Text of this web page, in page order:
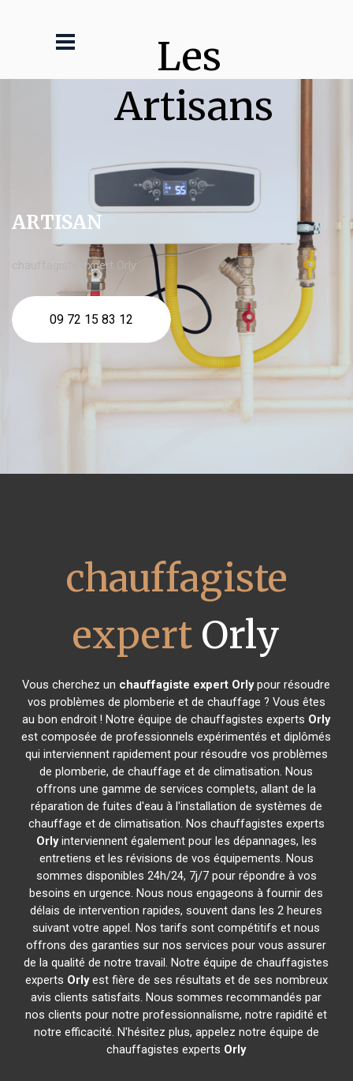
Les
Artisans
ARTISAN
chauffagiste expert Orly
09 72 15 83 12
chauffagiste
expert Orly
Vous cherchez un chauffagiste expert Orlypour résoudre
vos problèmes de plomberie et de chauffage ? Vous êtes
au bon endroit ! Notre équipe de chauffagistes experts Orly
est composée de professionnels expérimentés et diplômés
qui interviennent rapidement pour résoudre vos problèmes
de plomberie, de chauffage et de climatisation. Nous
offrons une gamme de services complets, allant de la
réparation de fuites d'eau à l'installation de systèmes de
chauffage et de climatisation. Nos chauffagistes experts
Orlyinterviennent également pour les dépannages, les
entretiens et les révisions de vos équipements. Nous
sommes disponibles 24h/24, 7j/7 pour répondre à vos
besoins en urgence. Nous nous engageons à fournir des
délais de intervention rapides, souvent dans les 2 heures
suivant votre appel. Nos tarifs sont compétitifs et nous
offrons des garanties sur nos services pour vous assurer
de la qualité de notre travail. Notre équipe de chauffagistes
experts Orlyest fière de ses résultats et de ses nombreux
avis clients satisfaits. Nous sommes recommandés par
nos clients pour notre professionnalisme, notre rapidité et
notre efficacité. N'hésitez plus, appelez notre équipe de
chauffagistes experts Orly